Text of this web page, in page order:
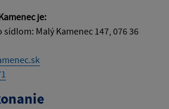
je:
sídlom: Malý Kamenec 147, 076 36